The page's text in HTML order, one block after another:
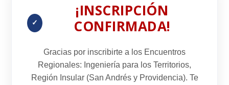
✓
¡INSCRIPCIÓN
CONFIRMADA!
Gracias por inscribirte a los Encuentros
Regionales: Ingeniería para los Territorios,
Región Insular(San Andrés y Providencia). Te